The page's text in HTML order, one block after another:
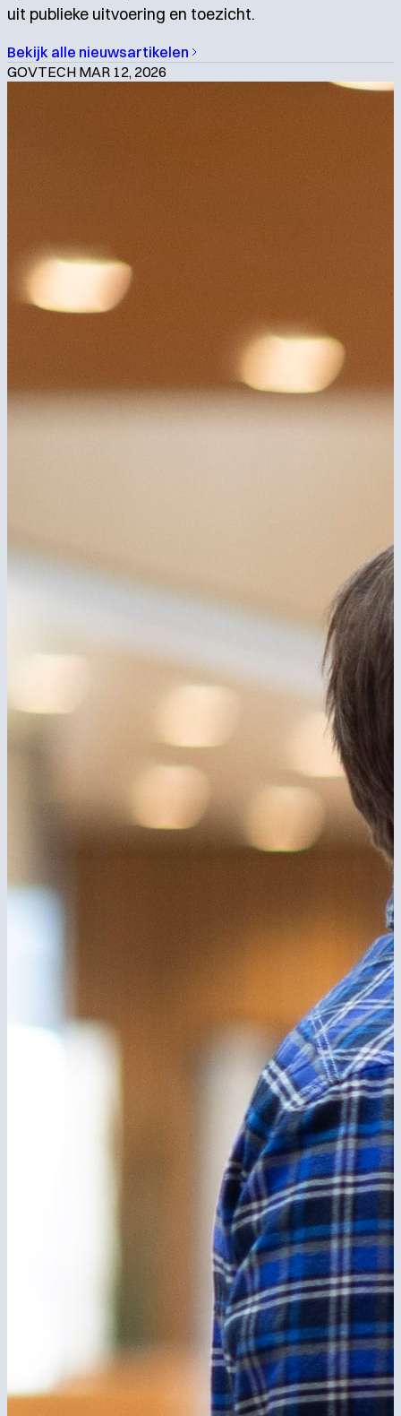
uit publieke uitvoering en toezicht.
Bekijk alle nieuwsartikelen
GOVTECH MAR 12, 2026